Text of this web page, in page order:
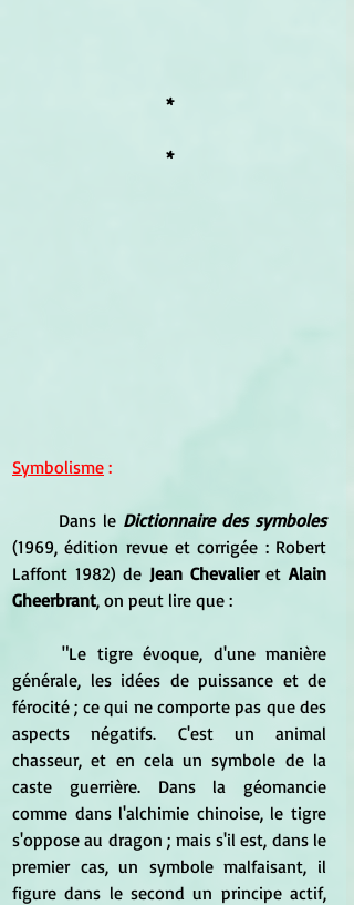
*
*
Symbolisme :
	Dans le
Dictionnaire des symboles
(1969, édition revue et corrigée : Robert
Laffont 1982) de Jean Chevalier et Alain
Gheerbrant, on peut lire que :
	"Le tigre évoque, d'une manière
générale, les idées de puissance et de
férocité ; ce qui ne comporte pas que des
aspects négatifs. C'est un animal
chasseur, et en cela un symbole de la
caste guerrière. Dans la géomancie
comme dans l'alchimie chinoise, le tigre
s'oppose au dragon ; mais s'il est, dans le
premier cas, un symbole malfaisant, il
figure dans le second un principe actif,